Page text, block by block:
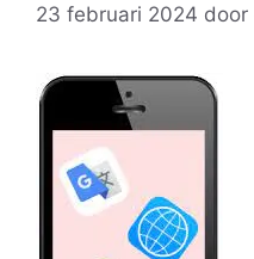
23 februari 2024 door